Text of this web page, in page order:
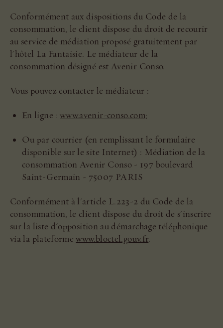
Conformément aux dispositions du Code de la
consommation, le client dispose du droit de recourir
au service de médiation proposé gratuitement par
l'hôtel La Fantaisie. Le médiateur de la
consommation désigné est Avenir Conso.
Vous pouvez contacter le médiateur :
En ligne : www.avenir-conso.com;
Ou par courrier (en remplissant le formulaire
disponible sur le site Internet) : Médiation de la
consommation Avenir Conso - 197 boulevard
Saint-Germain - 75007 PARIS
Conformément à l'article L.223-2 du Code de la
consommation, le client dispose du droit de s'inscrire
sur la liste d'opposition au démarchage téléphonique
via la plateforme www.bloctel.gouv.fr.